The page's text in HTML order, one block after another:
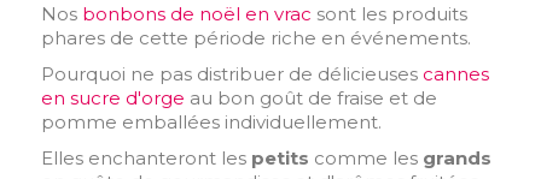
Nos bonbons de noël en vrac sont les produits
phares de cette période riche en événements.
Pourquoi ne pas distribuer de délicieuses cannes
en sucre d'orge au bon goût de fraise et de
pomme emballées individuellement.
Elles enchanteront les petits comme lesgrands